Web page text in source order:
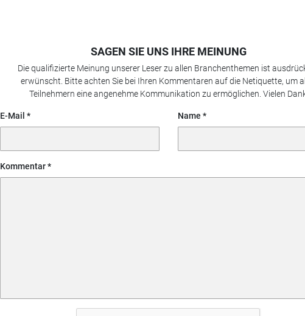
SAGEN SIE UNS IHRE MEINUNG
Die qualifizierte Meinung unserer Leser zu allen Branchenthemen ist
erwünscht. Bitte achten Sie bei Ihren Kommentaren auf die Netiquette, um
Teilnehmern eine angenehme Kommunikation zu ermöglichen. Vielen
E-Mail Name
Kommentar